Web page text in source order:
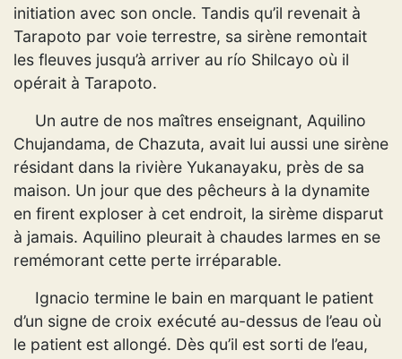
initiation avec son oncle. Tandis qu’il revenait à
Tarapoto par voie terrestre, sa sirène remontait
les fleuves jusqu’à arriver au río Shilcayo où il
opérait à Tarapoto.
Un autre de nos maîtres enseignant, Aquilino
Chujandama, de Chazuta, avait lui aussi une sirène
résidant dans la rivière Yukanayaku, près de sa
maison. Un jour que des pêcheurs à la dynamite
en firent exploser à cet endroit, la sirème disparut
à jamais. Aquilino pleurait à chaudes larmes en se
remémorant cette perte irréparable.
Ignacio termine le bain en marquant le patient
d’un signe de croix exécuté au-dessus de l’eau où
le patient est allongé. Dès qu’il est sorti de l’eau,